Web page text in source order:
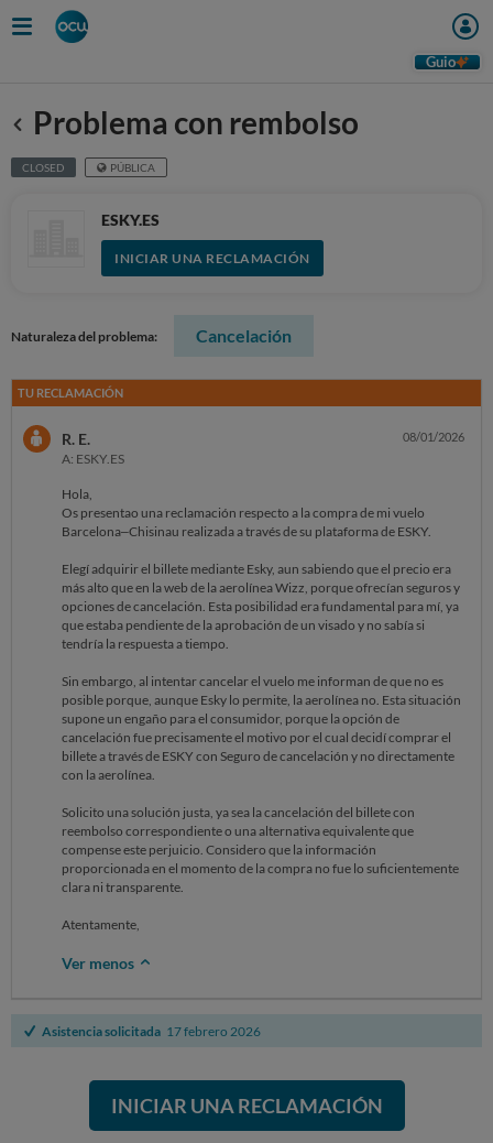
Guio
Anterior
Problema con rembolso
CLOSED PÚBLICA
ESKY.ES
INICIAR UNA RECLAMACIÓN
Naturaleza del problema: Cancelación
TU RECLAMACIÓN
R. E.
A: ESKY.ES
08/01/2026
Hola,
Os presentao una reclamación respecto a la compra de mi vuelo
Barcelona–Chisinau realizada a través de su plataforma de ESKY.
Elegí adquirir el billete mediante Esky, aun sabiendo que el precio era
más alto que en la web de la aerolínea Wizz, porque ofrecían seguros y
opciones de cancelación. Esta posibilidad era fundamental para mí, ya
que estaba pendiente de la aprobación de un visado y no sabía si
tendría la respuesta a tiempo.
Sin embargo, al intentar cancelar el vuelo me informan de que no es
posible porque, aunque Esky lo permite, la aerolínea no. Esta situación
supone un engaño para el consumidor, porque la opción de
cancelación fue precisamente el motivo por el cual decidí comprar el
billete a través de ESKY con Seguro de cancelación y no directamente
con la aerolínea.
Solicito una solución justa, ya sea la cancelación del billete con
reembolso correspondiente o una alternativa equivalente que
compense este perjuicio. Considero que la información
proporcionada en el momento de la compra no fue lo suficientemente
clara ni transparente.
Atentamente,
Ver menos
Asistencia solicitada 17 febrero 2026
INICIAR UNA RECLAMACIÓN